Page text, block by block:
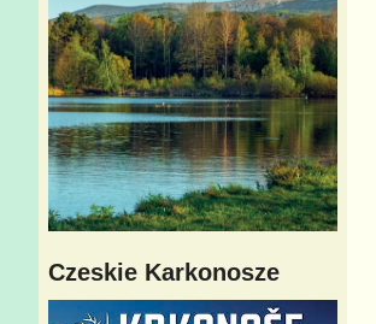
Czeskie Karkonosze